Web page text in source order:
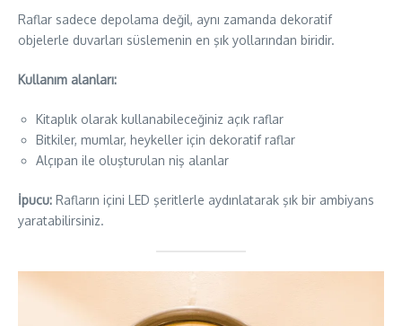
Raflar sadece depolama değil, aynı zamanda dekoratif
objelerle duvarları süslemenin en şık yollarından biridir.
Kullanım alanları:
Kitaplık olarak kullanabileceğiniz açık raflar
Bitkiler, mumlar, heykeller için dekoratif raflar
Alçıpan ile oluşturulan niş alanlar
İpucu: Rafların içini LED şeritlerle aydınlatarak şık bir ambiyans
yaratabilirsiniz.